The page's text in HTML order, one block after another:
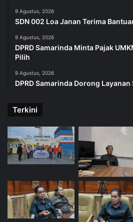
9 Agustus, 2026
SDN 002 Loa Janan Terima
9 Agustus, 2026
DPRD Samarinda Minta Pajak
Pilih
9 Agustus, 2026
DPRD Samarinda Dorong
Terkini